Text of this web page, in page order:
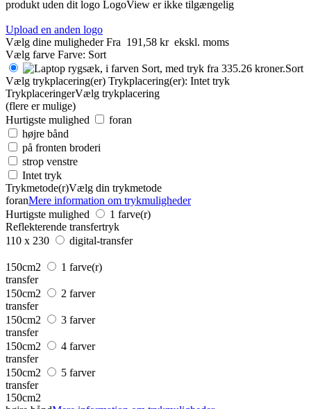
produkt uden dit logo LogoView er ikke tilgængelig
Upload en anden logo
Vælg dine muligheder Fra 191,58 kr ekskl. moms
Vælg farve Farve: Sort
Sort
Vælg trykplacering(er) Trykplacering(er): Intet tryk
TrykplaceringerVælg trykplacering
(flere er mulige)
Hurtigste mulighed
foran
højre bånd
på fronten broderi
strop venstre
Intet tryk
Trykmetode(r)Vælg din trykmetode
foranMere information om trykmuligheder
Hurtigste mulighed
1 farve(r)
Reflekterende transfertryk
110 x 230
digital-transfer
150cm2
1 farve(r)
transfer
150cm2
2 farver
transfer
150cm2
3 farver
transfer
150cm2
4 farver
transfer
150cm2
5 farver
transfer
150cm2